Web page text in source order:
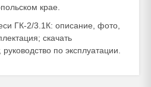
крае.
ГК-2/3.1К: описание, фото,
скачать
по эксплуатации.